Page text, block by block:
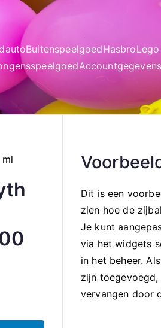
BuitenspeelgoedHasbro
Accountgegevens
Dit is een
zien hoe de
Je kunt
via het widgets
in het beheer.
zijn
vervangen door